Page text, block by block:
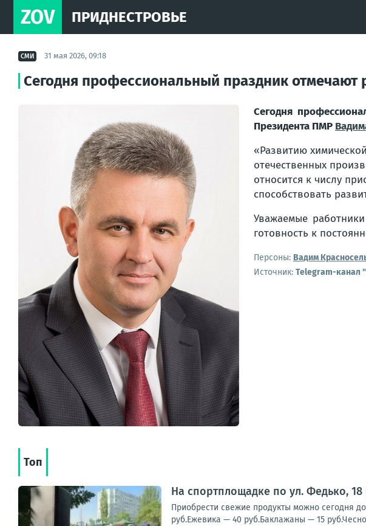
ZOV ПРИДНЕСТРОВЬЕ
СМИ 31 мая 2026, 09:18
Сегодня профессиональный праздник
Сегодня
Президента ПМР
«Развитию
отечественных
относится к числу
способствовать
Уважаемые
готовность к
Персоны: Вадим
Источник: Telegram-канал
Топ
На спортплощадке по ул. Федько,
Приобрести свежие продукты можно сегодня
руб.Ежевика — 40 руб.Баклажаны — 15